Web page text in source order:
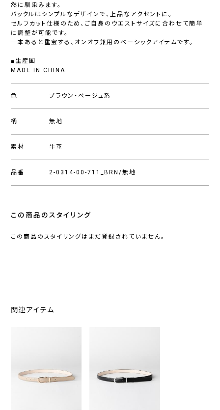
然に馴染みます。
バックルはシンプルなデザインで、上品なアクセントに。
セルフカット仕様のため、ご自身のウエストサイズに合わせて簡単
に調整が可能です。
一本あると重宝する、オンオフ兼用のベーシックアイテムです。
■生産国
MADE IN CHINA
色 ブラウン・ベージュ系
柄 無地
素材 牛革
品番 2-0314-00-711_BRN/無地
この商品のスタイリング
この商品のスタイリングはまだ登録されていません。
関連アイテム